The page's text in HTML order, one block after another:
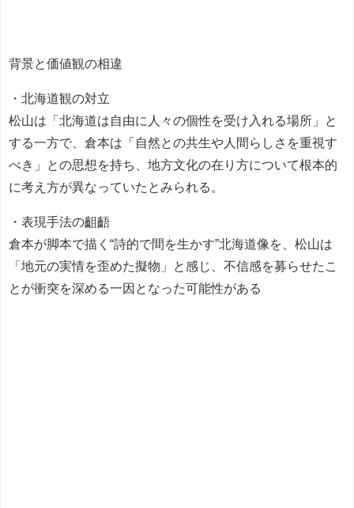
背景と価値観の相違
・北海道観の対立
松山は「北海道は自由に人々の個性を受け入れる場所」と
する一方で、倉本は「自然との共生や人間らしさを重視す
べき」との思想を持ち、地方文化の在り方について根本的
に考え方が異なっていたとみられる。
・表現手法の齟齬
倉本が脚本で描く“詩的で間を生かす”北海道像を、松山は
「地元の実情を歪めた擬物」と感じ、不信感を募らせたこ
とが衝突を深める一因となった可能性がある